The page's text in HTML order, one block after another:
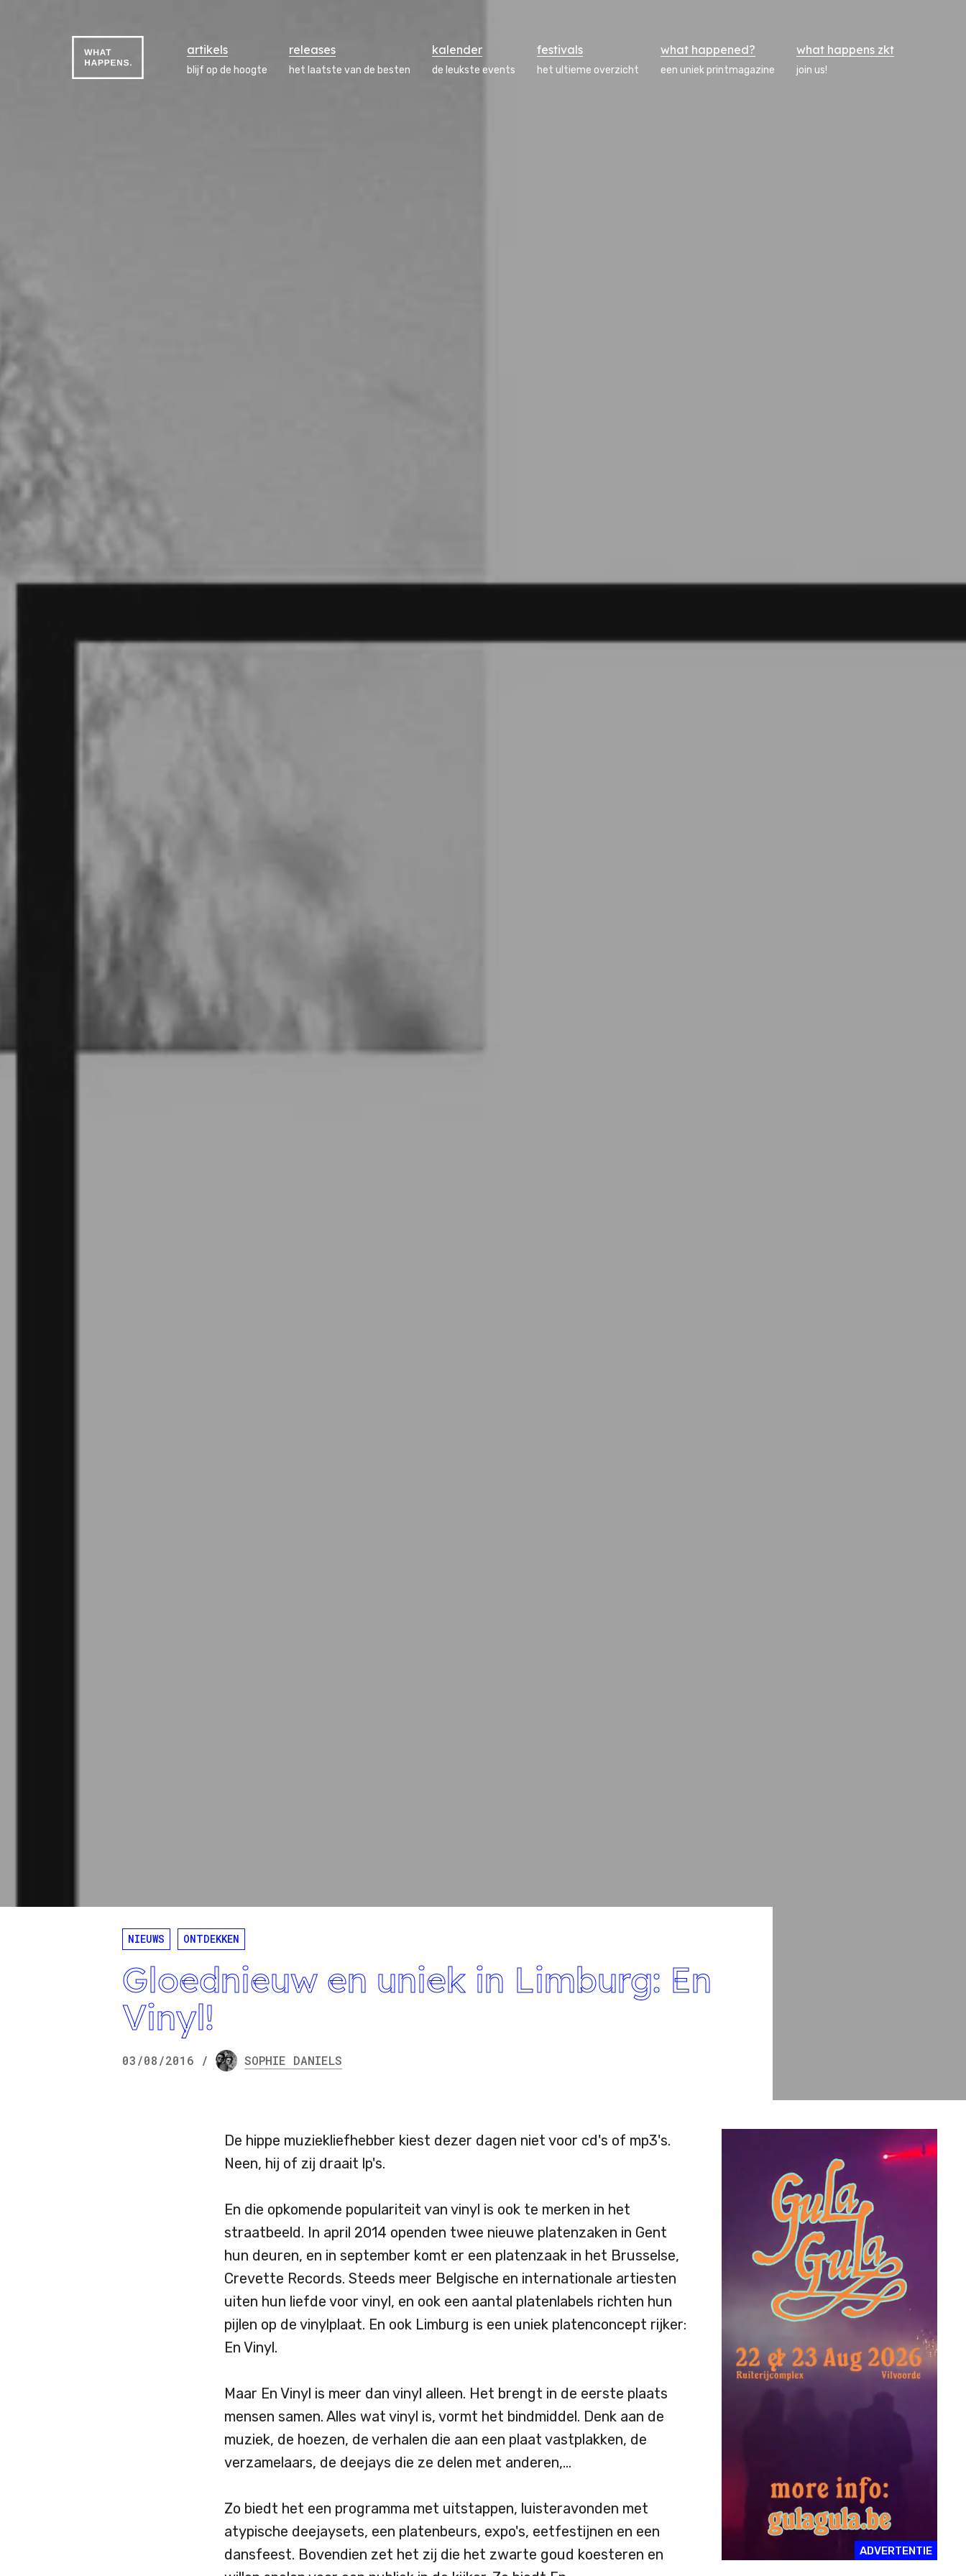
artikels
blijf op de hoogte
releases
het laatste van de besten
kalender
de leukste events
festivals
het ultieme overzicht
what happened?
een uniek printmagazine
what happens zkt
join us!
NIEUWS ONTDEKKEN
Gloednieuw en uniek in Limburg: En
Vinyl!
03/08/2016 / SOPHIE DANIELS
ADVERTENTIE
De hippe muziekliefhebber kiest dezer dagen niet voor cd's of mp3's.
Neen, hij of zij draait lp's.
En die opkomende populariteit van vinyl is ook te merken in het
straatbeeld. In april 2014 openden twee nieuwe platenzaken in Gent
hun deuren, en in september komt er een platenzaak in het Brusselse,
Crevette Records. Steeds meer Belgische en internationale artiesten
uiten hun liefde voor vinyl, en ook een aantal platenlabels richten hun
pijlen op de vinylplaat. En ook Limburg is een uniek platenconcept rijker:
En Vinyl.
Maar En Vinyl is meer dan vinyl alleen. Het brengt in de eerste plaats
mensen samen. Alles wat vinyl is, vormt het bindmiddel. Denk aan de
muziek, de hoezen, de verhalen die aan een plaat vastplakken, de
verzamelaars, de deejays die ze delen met anderen,...
Zo biedt het een programma met uitstappen, luisteravonden met
atypische deejaysets, een platenbeurs, expo's, eetfestijnen en een
dansfeest. Bovendien zet het zij die het zwarte goud koesteren en